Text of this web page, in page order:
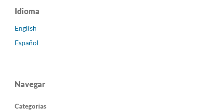
Idioma
English
Español
Navegar
Categorías